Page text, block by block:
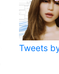
Tweets